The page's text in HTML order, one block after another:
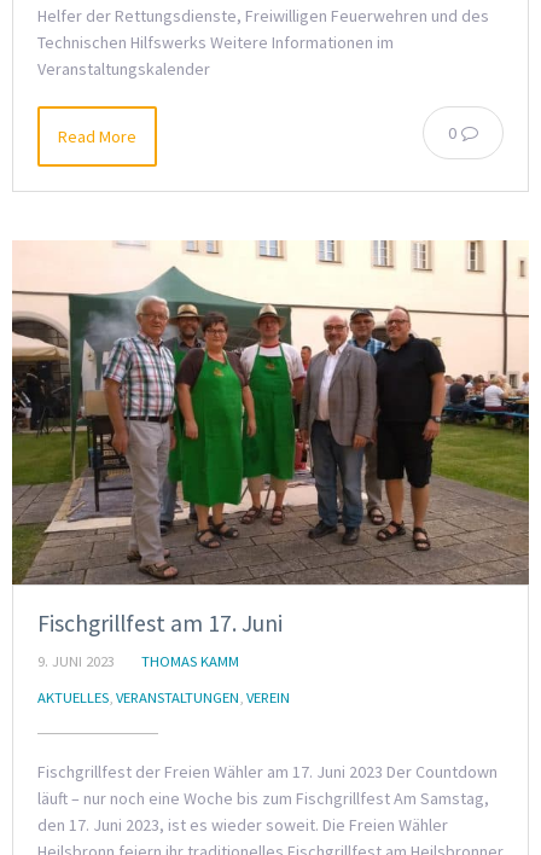
Helfer der Rettungsdienste, Freiwilligen Feuerwehren und des
Technischen Hilfswerks Weitere Informationen im
Veranstaltungskalender
0
Read More
Fischgrillfest am 17. Juni
9. JUNI 2023
THOMAS KAMM
AKTUELLES, VERANSTALTUNGEN, VEREIN
Fischgrillfest der Freien Wähler am 17. Juni 2023 Der Countdown
läuft – nur noch eine Woche bis zum Fischgrillfest Am Samstag,
den 17. Juni 2023, ist es wieder soweit. Die Freien Wähler